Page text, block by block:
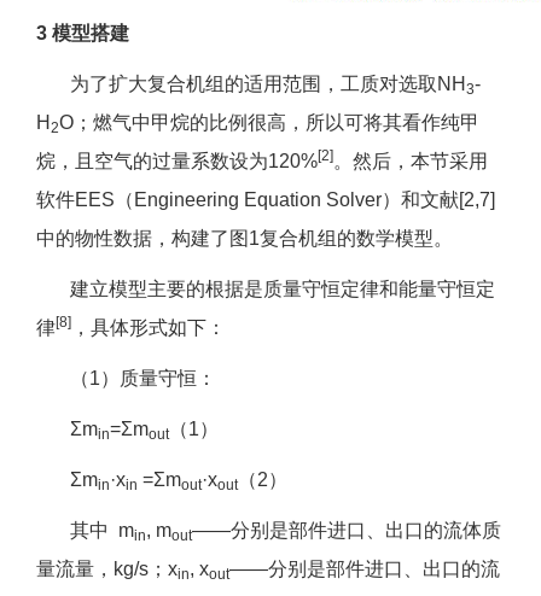
3 模型搭建
为了扩大复合机组的适用范围，工质对选取NH 3-
H 2O；燃气中甲烷的比例很高，所以可将其看作纯甲
烷，且空气的过量系数设为120%[2] 。然后，本节采用
软件EES（Engineering Equation Solver）和文献[2,7]
中的物性数据，构建了图1复合机组的数学模型。
建立模型主要的根据是质量守恒定律和能量守恒定
律[8] ，具体形式如下：
（1）质量守恒：
Σmin=Σmout （1）
Σmin ·xin =Σmout·xout （2）
其中 min, mout——分别是部件进口、出口的流体质
量流量，kg/s；xin, xout——分别是部件进口、出口的流